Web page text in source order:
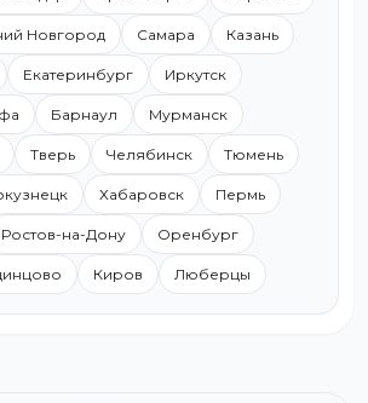
Новгород Самара Казань
Екатеринбург Иркутск
Барнаул Мурманск
Тверь Челябинск Тюмень
Хабаровск Пермь
Ростов-на-Дону Оренбург
Киров Люберцы